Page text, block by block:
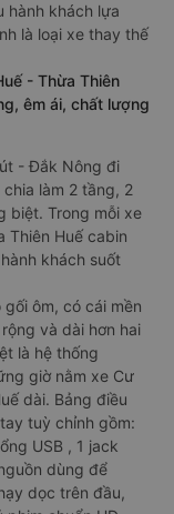
hành khách lựa
là loại xe thay thế
- Thừa Thiên
êm ái, chất lượng
- Đắk Nông đi
làm 2 tầng, 2
biệt. Trong mỗi xe
Thiên Huế cabin
khách suốt
ôm, có cái mền
và dài hơn hai
là hệ thống
giờ nằm xe Cư
dài. Bảng điều
tuỳ chỉnh gồm:
USB , 1 jack
dùng để
dọc trên đầu,